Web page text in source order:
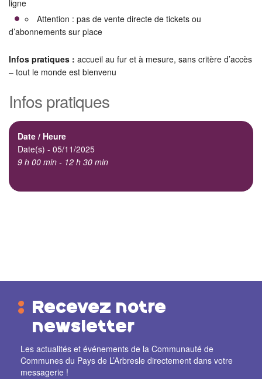
ligne
Attention : pas de vente directe de tickets ou
d’abonnements sur place
Infos pratiques : accueil au fur et à mesure, sans critère d’accès
– tout le monde est bienvenu
Infos pratiques
Date / Heure
Date(s) - 05/11/2025
9 h 00 min - 12 h 30 min
Recevez notre
newsletter
Les actualités et événements de la Communauté de
Communes du Pays de L’Arbresle directement dans votre
messagerie !